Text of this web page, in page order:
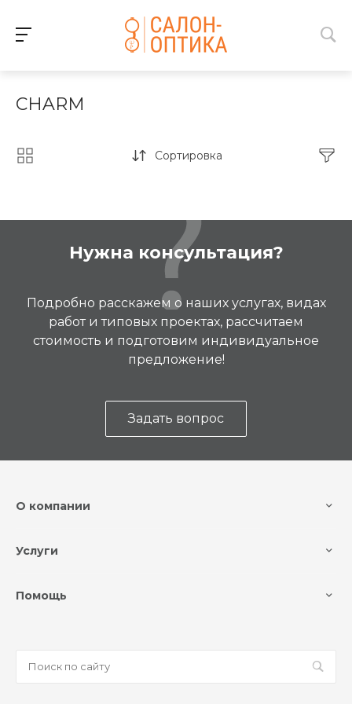
CHARM
Сортировка
Нужна консультация?
Подробно расскажем о наших услугах, видах
работ и типовых проектах, рассчитаем
стоимость и подготовим индивидуальное
предложение!
Задать вопрос
О компании
Услуги
Помощь